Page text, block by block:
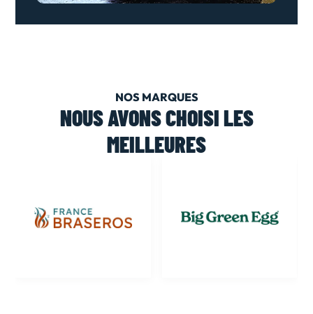
NOS MARQUES
NOUS AVONS CHOISI LES
MEILLEURES